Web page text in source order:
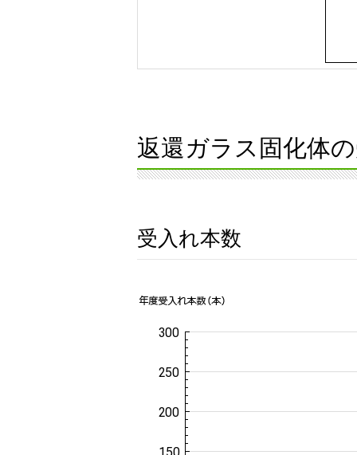
返還ガラス固化体
受入れ本数